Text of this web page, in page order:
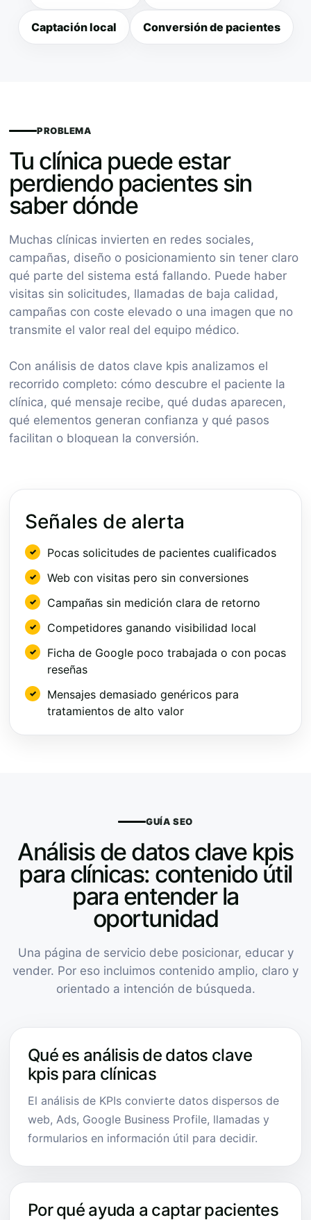
Captación local Conversión de pacientes
PROBLEMA
Tu clínica puede estar
perdiendo pacientes sin
saber dónde
Muchas clínicas invierten en redes sociales,
campañas, diseño o posicionamiento sin tener claro
qué parte del sistema está fallando. Puede haber
visitas sin solicitudes, llamadas de baja calidad,
campañas con coste elevado o una imagen que no
transmite el valor real del equipo médico.
Con análisis de datos clave kpis analizamos el
recorrido completo: cómo descubre el paciente la
clínica, qué mensaje recibe, qué dudas aparecen,
qué elementos generan confianza y qué pasos
facilitan o bloquean la conversión.
Señales de alerta
Pocas solicitudes de pacientes cualificados
Web con visitas pero sin conversiones
Campañas sin medición clara de retorno
Competidores ganando visibilidad local
Ficha de Google poco trabajada o con pocas
reseñas
Mensajes demasiado genéricos para
tratamientos de alto valor
GUÍA SEO
Análisis de datos clave kpis
para clínicas: contenido útil
para entender la
oportunidad
Una página de servicio debe posicionar, educar y
vender. Por eso incluimos contenido amplio, claro y
orientado a intención de búsqueda.
Qué es análisis de datos clave
kpis para clínicas
El análisis de KPIs convierte datos dispersos de
web, Ads, Google Business Profile, llamadas y
formularios en información útil para decidir.
Por qué ayuda a captar pacientes